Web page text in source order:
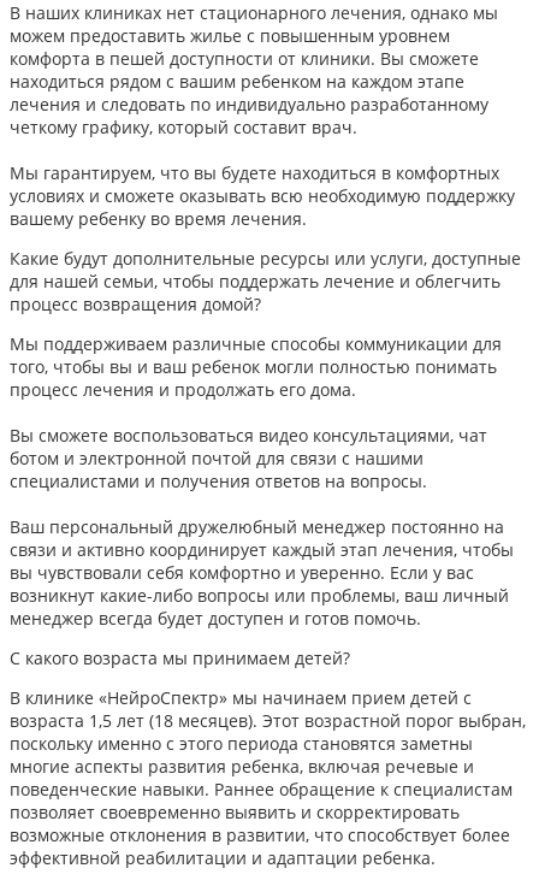
В наших клиниках нет стационарного лечения, однако мы
можем предоставить жилье с повышенным уровнем
комфорта в пешей доступности от клиники. Вы сможете
находиться рядом с вашим ребенком на каждом этапе
лечения и следовать по индивидуально разработанному
четкому графику, который составит врач.
Мы гарантируем, что вы будете находиться в комфортных
условиях и сможете оказывать всю необходимую поддержку
вашему ребенку во время лечения.
Какие будут дополнительные ресурсы или услуги, доступные
для нашей семьи, чтобы поддержать лечение и облегчить
процесс возвращения домой?
Мы поддерживаем различные способы коммуникации для
того, чтобы вы и ваш ребенок могли полностью понимать
процесс лечения и продолжать его дома.
Вы сможете воспользоваться видео консультациями, чат
ботом и электронной почтой для связи с нашими
специалистами и получения ответов на вопросы.
Ваш персональный дружелюбный менеджер постоянно на
связи и активно координирует каждый этап лечения, чтобы
вы чувствовали себя комфортно и уверенно. Если у вас
возникнут какие-либо вопросы или проблемы, ваш личный
менеджер всегда будет доступен и готов помочь.
С какого возраста мы принимаем детей?
В клинике «НейроСпектр» мы начинаем прием детей с
возраста 1,5 лет (18 месяцев). Этот возрастной порог выбран,
поскольку именно с этого периода становятся заметны
многие аспекты развития ребенка, включая речевые и
поведенческие навыки. Раннее обращение к специалистам
позволяет своевременно выявить и скорректировать
возможные отклонения в развитии, что способствует более
эффективной реабилитации и адаптации ребенка.​